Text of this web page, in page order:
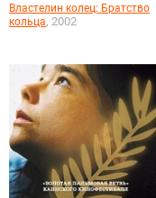
Властелин колец: Братство
кольца, 2002